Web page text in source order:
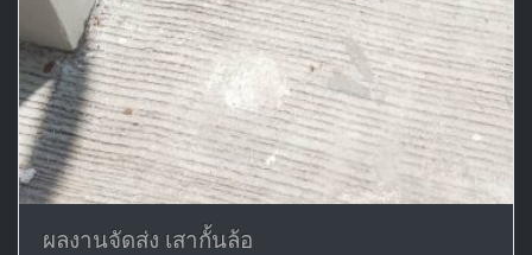
ผลงานจัดส่ง เสากั้นล้อ